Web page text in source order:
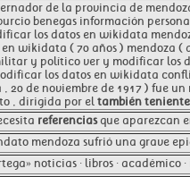
de la provincia de
benegas información
los datos en wikidata
en wikidata ( 70 años )
y político ver y modificar
los datos en wikidata
, 20 de noviembre de 1917 ) fue
, dirigida por eltambién
referenciasque aparezcan
mendoza sufrió una grave
noticias · libros · académico